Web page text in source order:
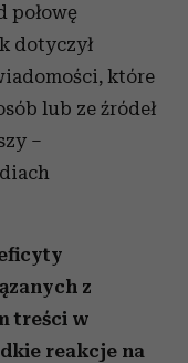
połowę
dotyczył
które
lub ze źródeł
–
z
treści w
reakcje na